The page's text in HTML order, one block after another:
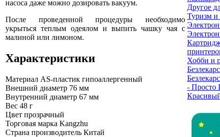
насоса даже можно дозировать вакуум.
После проведенной процедуры необходимо
укрыться теплым одеялом и выпить чашку чая с
малиной или лимоном.
Характеристики
Материал AS-пластик гипоаллергенный
Внешний диаметр 76 мм
Внутренний диаметр 67 мм
Вес 48 г
Цвет прозрачный
Торговая марка Kangzhu
Страна производитель Китай
Другое
Туризм и
Хобби и
- Просто